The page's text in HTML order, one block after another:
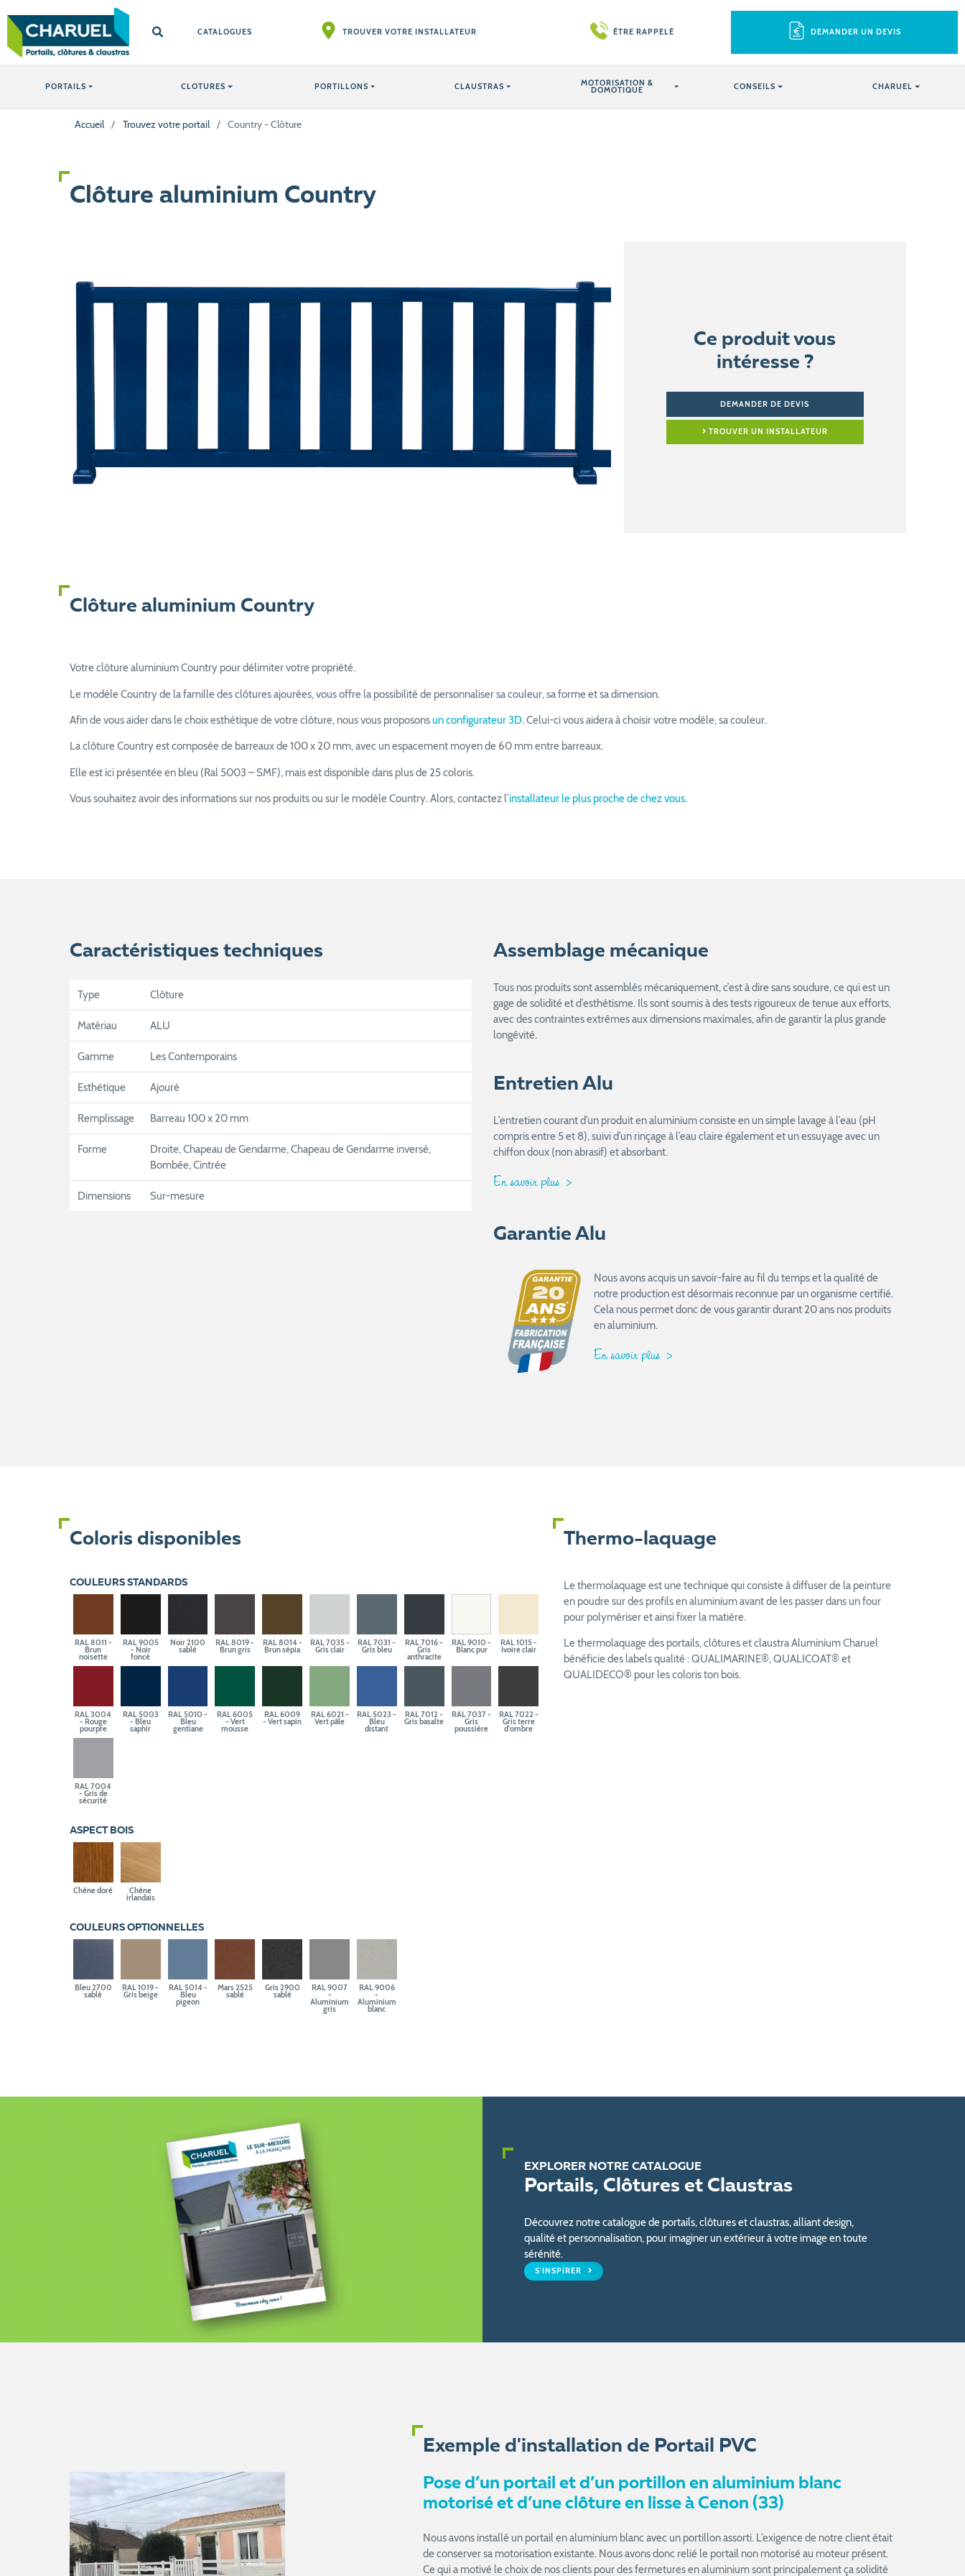
CATALOGUES TROUVER VOTRE INSTALLATEUR ÊTRE RAPPELÉ DEMANDER UN DEVIS
PORTAILS CLOTURES PORTILLONS CLAUSTRAS MOTORISATION &
DOMOTIQUE CONSEILS CHARUEL
Accueil / Trouvez votre portail / Country - Clôture
Clôture aluminium Country
Ce produit vous
intéresse ?
DEMANDER DE DEVIS
TROUVER UN INSTALLATEUR
Clôture aluminium Country
Votre clôture aluminium Country pour délimiter votre propriété.
Le modèle Country de la famille des clôtures ajourées, vous offre la possibilité de personnaliser sa couleur, sa forme et sa dimension.
Afin de vous aider dans le choix esthétique de votre clôture, nous vous proposonsun configurateur 3D. Celui-ci vous aidera à choisir votre modèle, sa couleur.
La clôture Country est composée de barreaux de 100 x 20 mm, avec un espacement moyen de 60 mm entre barreaux.
Elle est ici présentée en bleu (Ral 5003 – SMF), mais est disponible dans plus de 25 coloris.
Vous souhaitez avoir des informations sur nos produits ou sur le modèle Country. Alors, contactez l’installateur le plus proche de chez vous.
Caractéristiques techniques
Type Clôture
Matériau ALU
Gamme Les Contemporains
Esthétique Ajouré
Remplissage Barreau 100 x 20 mm
Forme
Droite, Chapeau de Gendarme, Chapeau de Gendarme inversé,
Bombée, Cintrée
Dimensions Sur-mesure
Assemblage mécanique
Tous nos produits sont assemblés mécaniquement, c’est à dire sans soudure, ce qui est un
gage de solidité et d’esthétisme. Ils sont soumis à des tests rigoureux de tenue aux efforts,
avec des contraintes extrêmes aux dimensions maximales, afin de garantir la plus grande
longévité.
Entretien Alu
L’entretien courant d’un produit en aluminium consiste en un simple lavage à l’eau (pH
compris entre 5 et 8), suivi d’un rinçage à l’eau claire également et un essuyage avec un
chiffon doux (non abrasif) et absorbant.
En savoir plus
Garantie Alu
Nous avons acquis un savoir-faire au fil du temps et la qualité de
notre production est désormais reconnue par un organisme certifié.
Cela nous permet donc de vous garantir durant 20 ans nos produits
en aluminium.
En savoir plus
Coloris disponibles
COULEURS STANDARDS
RAL 8011 -
Brun
noisette
RAL 9005
- Noir
foncé
Noir 2100
sablé
RAL 8019 -
Brun gris
RAL 8014 -
Brun sépia
RAL 7035 -
Gris clair
RAL 7031 -
Gris bleu
RAL 7016 -
Gris
anthracite
RAL 9010 -
Blanc pur
RAL 1015 -
Ivoire clair
RAL 3004
- Rouge
pourpre
RAL 5003
- Bleu
saphir
RAL 5010 -
Bleu
gentiane
RAL 6005
- Vert
mousse
RAL 6009
- Vert sapin
RAL 6021 -
Vert pâle
RAL 5023 -
Bleu
distant
RAL 7012 -
Gris basalte
RAL 7037 -
Gris
poussière
RAL 7022 -
Gris terre
d'ombre
RAL 7004
- Gris de
sécurité
ASPECT BOIS
Chêne doré Chêne
irlandais
COULEURS OPTIONNELLES
Bleu 2700
sablé
RAL 1019 -
Gris beige
RAL 5014 -
Bleu
pigeon
Mars 2525
sablé
Gris 2900
sablé
RAL 9007
-
Aluminium
gris
RAL 9006
-
Aluminium
blanc
Thermo-laquage
Le thermolaquage est une technique qui consiste à diffuser de la peinture
en poudre sur des profils en aluminium avant de les passer dans un four
pour polymériser et ainsi fixer la matière.
Le thermolaquage des portails, clôtures et claustra Aluminium Charuel
bénéficie des labels qualité : QUALIMARINE®, QUALICOAT® et
QUALIDECO® pour les coloris ton bois.
EXPLORER NOTRE CATALOGUE
Portails, Clôtures et Claustras
Découvrez notre catalogue de portails, clôtures et claustras, alliant design,
qualité et personnalisation, pour imaginer un extérieur à votre image en toute
sérénité.
S'INSPIRER
Exemple d'installation de Portail PVC
Pose d’un portail et d’un portillon en aluminium blanc
motorisé et d’une clôture en lisse à Cenon (33)
Nous avons installé un portail en aluminium blanc avec un portillon assorti. L’exigence de notre client était
de conserver sa motorisation existante. Nous avons donc relié le portail non motorisé au moteur présent.
Ce qui a motivé le choix de nos clients pour des fermetures en aluminium sont principalement ça solidité